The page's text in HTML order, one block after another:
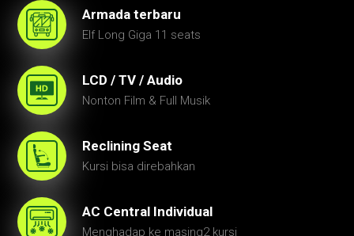
Armada terbaru
Elf Long Giga 11 seats
LCD / TV / Audio
Nonton Film & Full Musik
Reclining Seat
Kursi bisa direbahkan
AC Central Individual
Menghadap ke masing2 kursi